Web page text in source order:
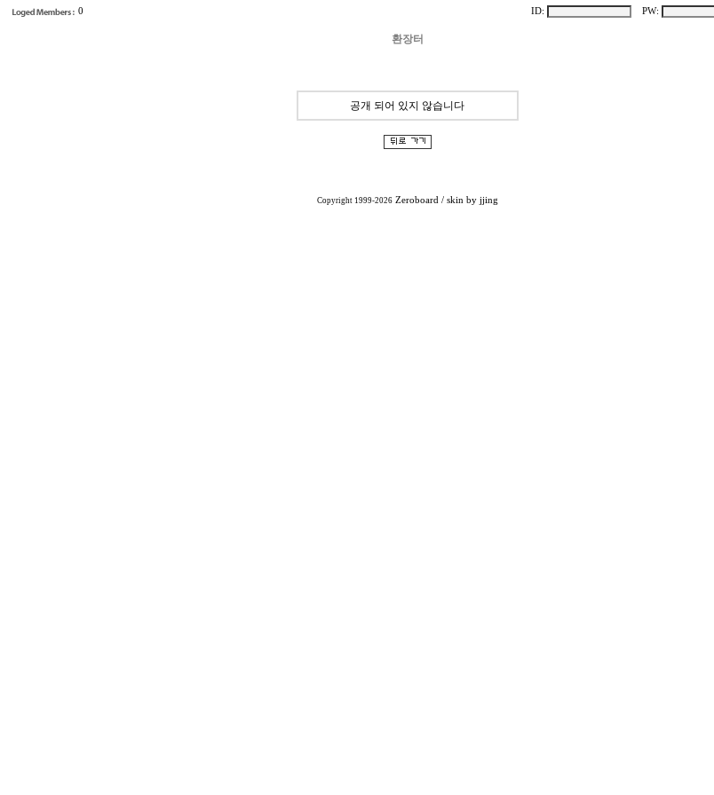
0 ID: PW:
환장터
공개 되어 있지 않습니다
Copyright 1999-2026 Zeroboard / skin by jjing